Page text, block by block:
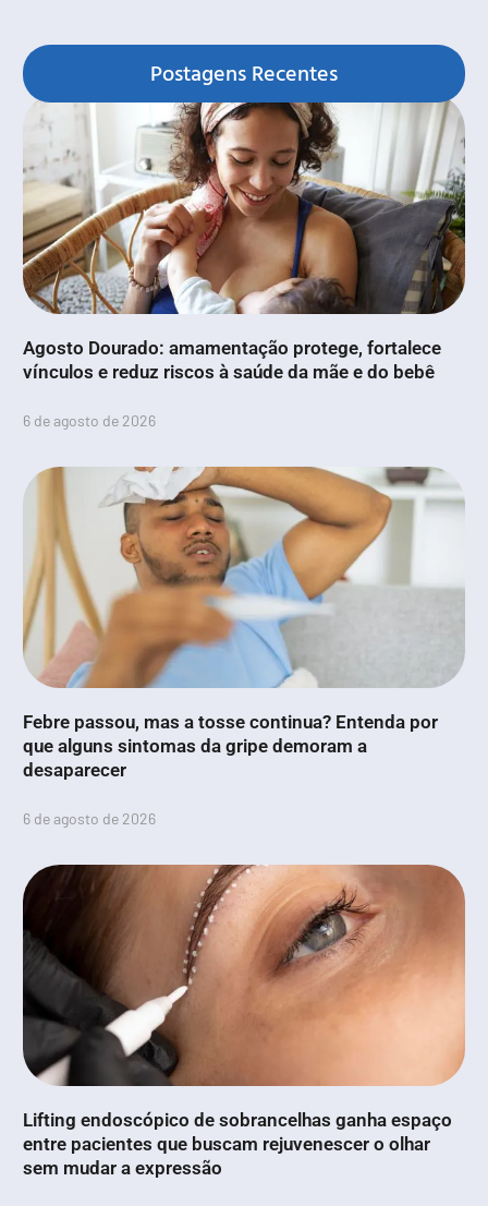
Postagens Recentes
Agosto Dourado: amamentação protege, fortalece
vínculos e reduz riscos à saúde da mãe e do bebê
6 de agosto de 2026
Febre passou, mas a tosse continua? Entenda por
que alguns sintomas da gripe demoram a
desaparecer
6 de agosto de 2026
Lifting endoscópico de sobrancelhas ganha espaço
entre pacientes que buscam rejuvenescer o olhar
sem mudar a expressão